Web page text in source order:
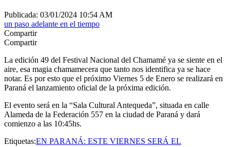
Publicada: 03/01/2024 10:54 AM
un paso adelante en el tiempo
Compartir
Compartir
La edición 49 del Festival Nacional del Chamamé ya se siente en el
aire, esa magia chamamecera que tanto nos identifica ya se hace
notar. Es por esto que el próximo Viernes 5 de Enero se realizará en
Paraná el lanzamiento oficial de la próxima edición.
El evento será en la “Sala Cultural Antequeda”, situada en calle
Alameda de la Federación 557 en la ciudad de Paraná y dará
comienzo a las 10:45hs.
Etiquetas:EN PARANÁ: ESTE VIERNES SERÁ EL